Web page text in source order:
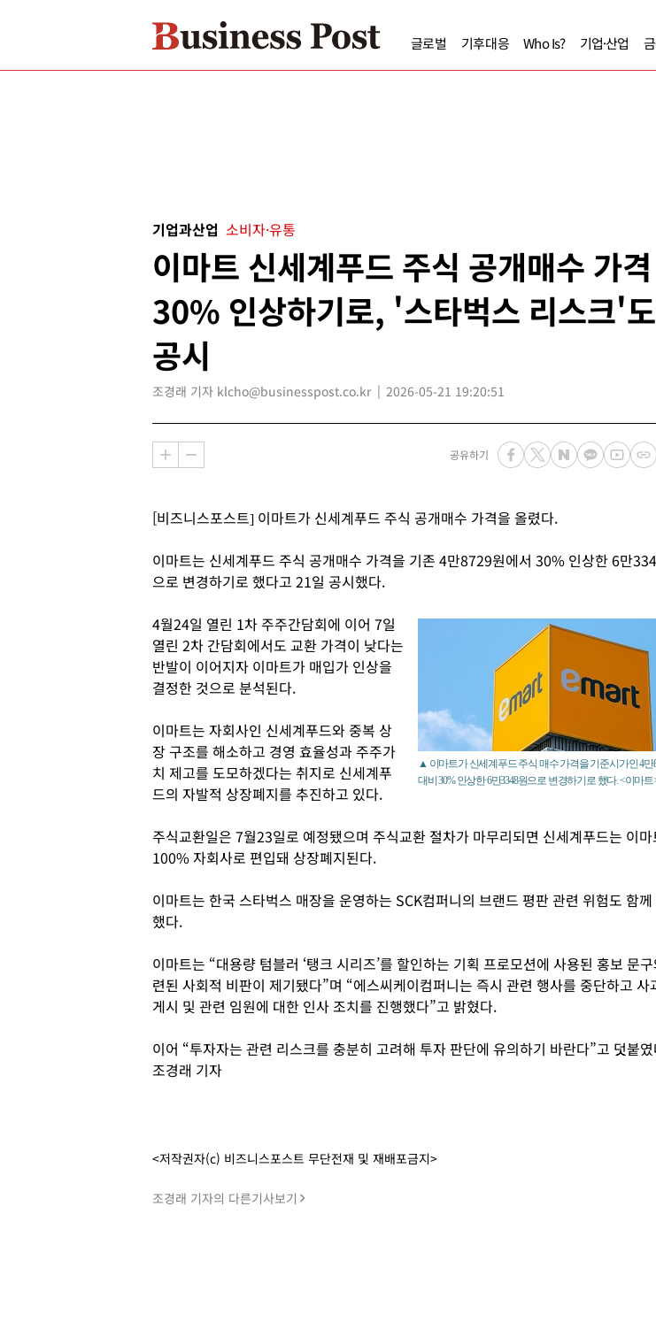
글로벌 기후대응 Who Is? 기업·산업
기업과산업 소비자·유통
이마트 신세계푸드 주식 공개매수 가격
30% 인상하기로, '스타벅스 리스크'도
공시
조경래 기자 klcho@businesspost.co.kr 2026-05-21 19:20:51
공유하기
[비즈니스포스트] 이마트가 신세계푸드 주식 공개매수 가격을 올렸다.
이마트는 신세계푸드 주식 공개매수 가격을 기존 4만8729원에서 30% 인상한 6만
으로 변경하기로 했다고 21일 공시했다.
▲ 이마트가 신세계푸드 주식 매수 가격을 기준시가인 4만
대비 30% 인상한 6만3348원으로 변경하기로 했다. <이마트
4월24일 열린 1차 주주간담회에 이어 7일
열린 2차 간담회에서도 교환 가격이 낮다는
반발이 이어지자 이마트가 매입가 인상을
결정한 것으로 분석된다.
이마트는 자회사인 신세계푸드와 중복 상
장 구조를 해소하고 경영 효율성과 주주가
치 제고를 도모하겠다는 취지로 신세계푸
드의 자발적 상장폐지를 추진하고 있다.
주식교환일은 7월23일로 예정됐으며 주식교환 절차가 마무리되면 신세계푸드는 이마
100% 자회사로 편입돼 상장폐지된다.
이마트는 한국 스타벅스 매장을 운영하는 SCK컴퍼니의 브랜드 평판 관련 위험도 함께
했다.
이마트는 “대용량 텀블러 ‘탱크 시리즈’를 할인하는 기획 프로모션에 사용된 홍보 문
련된 사회적 비판이 제기됐다”며 “에스씨케이컴퍼니는 즉시 관련 행사를 중단하고 사
게시 및 관련 임원에 대한 인사 조치를 진행했다”고 밝혔다.
이어 “투자자는 관련 리스크를 충분히 고려해 투자 판단에 유의하기 바란다”고 덧붙
조경래 기자
<저작권자(c) 비즈니스포스트 무단전재 및 재배포금지>
조경래 기자의 다른기사보기